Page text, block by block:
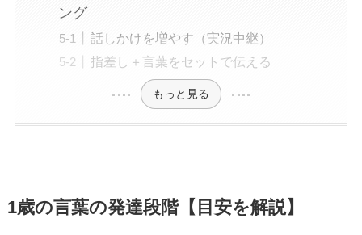
ング
話しかけを増やす（実況中継）
指差し＋言葉をセットで伝える
もっと見る
1歳の言葉の発達段階【目安を解説】